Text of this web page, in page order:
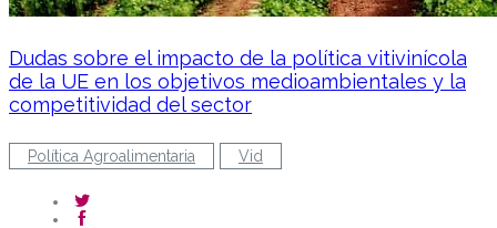
Dudas sobre el impacto de la política vitivinícola
de la UE en los objetivos medioambientales y la
competitividad del sector
Política Agroalimentaria Vid